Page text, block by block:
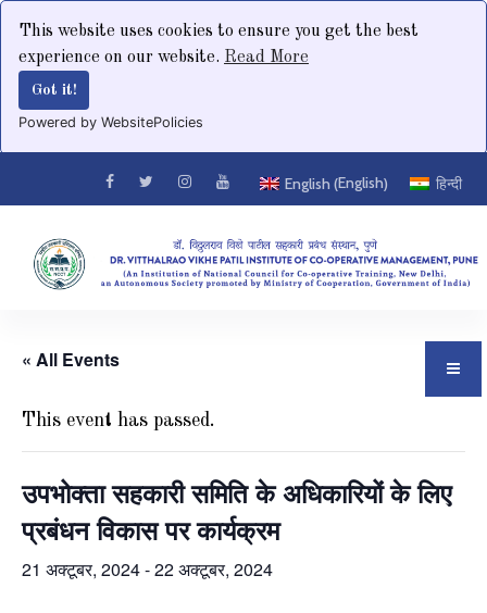
This website uses cookies to ensure you get the best
experience on our website. Read More
Got it!
Powered by WebsitePolicies
English (English) हिन्दी
« All Events
This event has passed.
उपभोक्ता सहकारी समिति के अधिकारियों के लिए
प्रबंधन विकास पर कार्यक्रम
21 अक्टूबर, 2024-22 अक्टूबर, 2024